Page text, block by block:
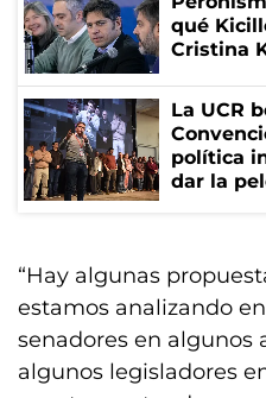
qué
Cristina
La UCR
política
dar la
“Hay algunas
estamos analizando
senadores en algunos
algunos legisladores